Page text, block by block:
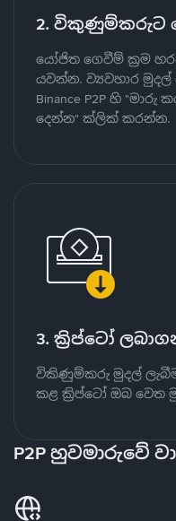
2. විකුණුම්කරුට
යෝජිත ගෙවීම් ක්‍රම
යවන්න. ව්‍යවහාර
Binance P2P හි
දෙන්න" ක්ලික් කරන්න.
3. ක්‍රිප්ටෝ
විකිණුම්කරු මුදල්
කළ ක්‍රිප්ටෝ ඔබ වෙත
P2P හුවමාරුවේ